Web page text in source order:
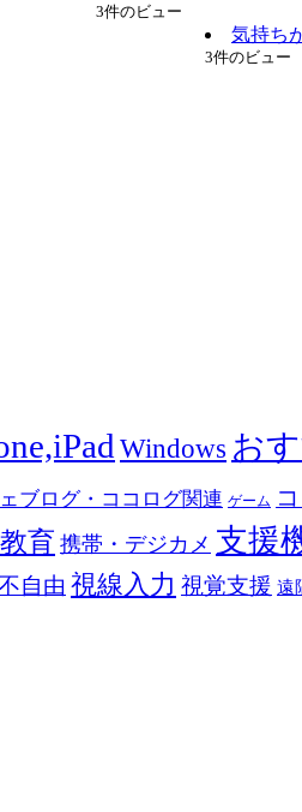
3件のビュー
気持ち
3件のビュー
Windows お
ブログ・ココログ関連 ゲーム
育 携帯・デジカメ 支援
自由 視線入力 視覚支援 遠